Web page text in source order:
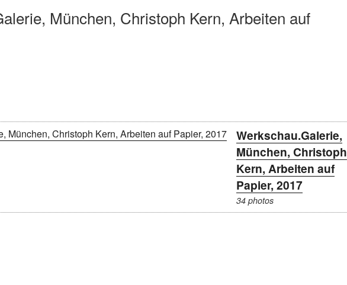
München, Christoph Kern, Arbeiten auf
Werkschau.Galerie,
München, Christoph
Kern, Arbeiten auf
Papier, 2017
34 photos